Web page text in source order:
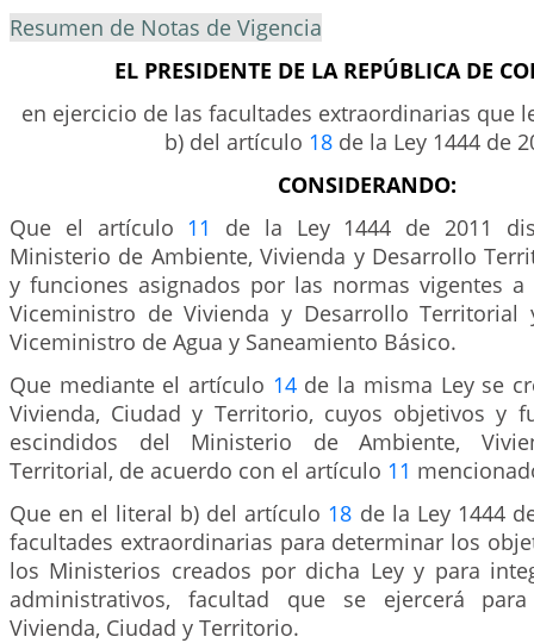
Resumen de Notas de Vigencia
EL PRESIDENTE DE LA REPÚBLICA DE
en ejercicio de las facultades extraordinarias que
b) del artículo 18 de la Ley 1444 de
CONSIDERANDO:
Que el artículo 11
de la Ley 1444 de 2011
Ministerio de Ambiente, Vivienda y Desarrollo
y funciones asignados por las normas vigentes a
Viceministro de Vivienda y Desarrollo Territorial
Viceministro de Agua y Saneamiento Básico.
Que mediante el artículo 14de la misma Ley se
Vivienda, Ciudad y Territorio, cuyos objetivos y
escindidos del Ministerio de Ambiente,
Territorial, de acuerdo con el artículo 11
Que en el literal b) del artículo 18 de la Ley 1444
facultades extraordinarias para determinar los
los Ministerios creados por dicha Ley y para
administrativos, facultad que se ejercerá
Vivienda, Ciudad y Territorio.